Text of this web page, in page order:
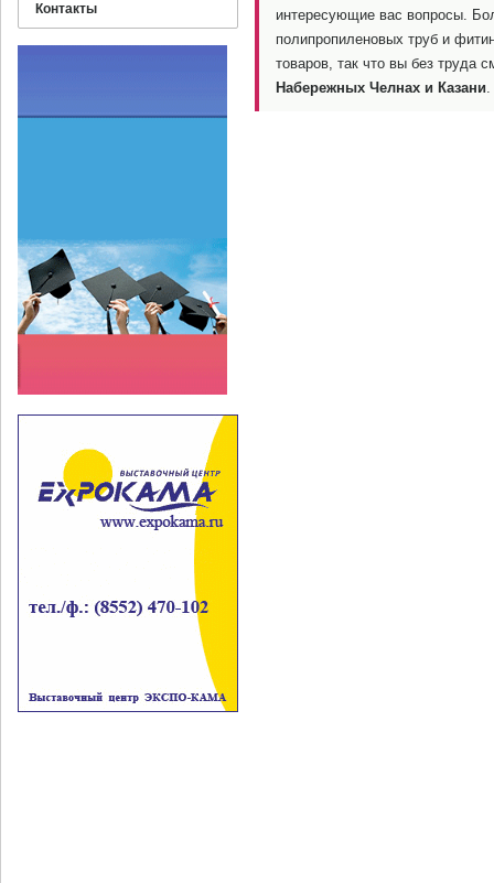
Контакты
интересующие вас вопросы.
полипропиленовых труб и
товаров, так что вы без труда
Набережных Челнах и Казани.